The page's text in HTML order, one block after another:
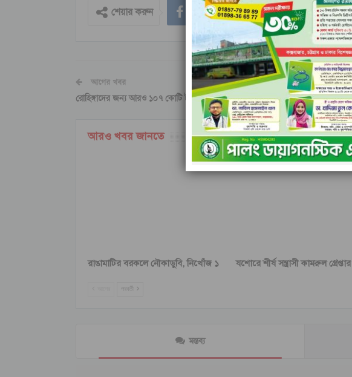
শেয়ার করুন
আগের খবর
রোহিঙ্গাদের জন্য আরও ১০৭ কোটি টাকা অনুদান ঘোষণা
আরও খবর জানতে
রাঙামাটির বরকলে নৌকাডুবি, নিখোঁজ ১ যশোরে শীর্ষ সন্ত্রাসী কামরুল গ্রেপ্তার
পরবর্তী
মন্তব্য